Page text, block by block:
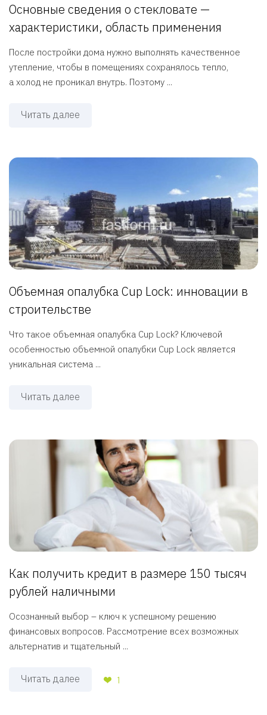
Основные сведения о стекловате —
характеристики, область применения
После постройки дома нужно выполнять качественное
утепление, чтобы в помещениях сохранялось тепло,
а холод не проникал внутрь. Поэтому ...
Читать далее
Объемная опалубка Cup Lock: инновации в
строительстве
Что такое объемная опалубка Cup Lock? Ключевой
особенностью объемной опалубки Cup Lock является
уникальная система ...
Читать далее
Как получить кредит в размере 150 тысяч
рублей наличными
Осознанный выбор – ключ к успешному решению
финансовых вопросов. Рассмотрение всех возможных
альтернатив и тщательный ...
Читать далее 1